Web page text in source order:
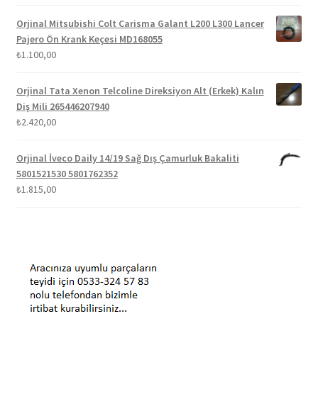
Orjinal Mitsubishi Colt Carisma Galant L200 L300 Lancer
Pajero Ön Krank Keçesi MD168055
₺1.100,00
Orjinal Tata Xenon Telcoline Direksiyon Alt (Erkek) Kalın
Diş Mili 265446207940
₺2.420,00
Orjinal İveco Daily 14/19 Sağ Dış Çamurluk Bakaliti
5801521530 5801762352
₺1.815,00